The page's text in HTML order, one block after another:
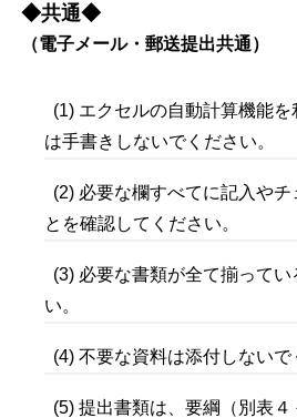
◆共通◆
（電子メール・郵送提出共通）
(1) エクセルの自動計算機能
は手書きしないでください。
(2) 必要な欄すべてに記入やチ
とを確認してください。
(3) 必要な書類が全て揃って
い。
(4) 不要な資料は添付しないで
(5) 提出書類は、要綱（別表４